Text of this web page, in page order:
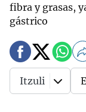
fibra y grasas,
gástrico
Itzuli